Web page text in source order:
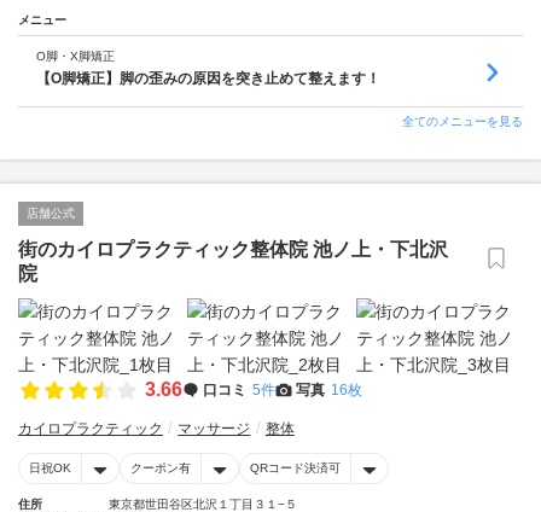
メニュー
O脚・X脚矯正
【O脚矯正】脚の歪みの原因を突き止めて整えます！
全てのメニューを見る
店舗公式
街のカイロプラクティック整体院 池ノ上・下北沢
院
3.66 口コミ 5件 写真 16枚
カイロプラクティック マッサージ 整体
日祝OK クーポン有 QRコード決済可
住所
東京都世田谷区北沢１丁目３１−５